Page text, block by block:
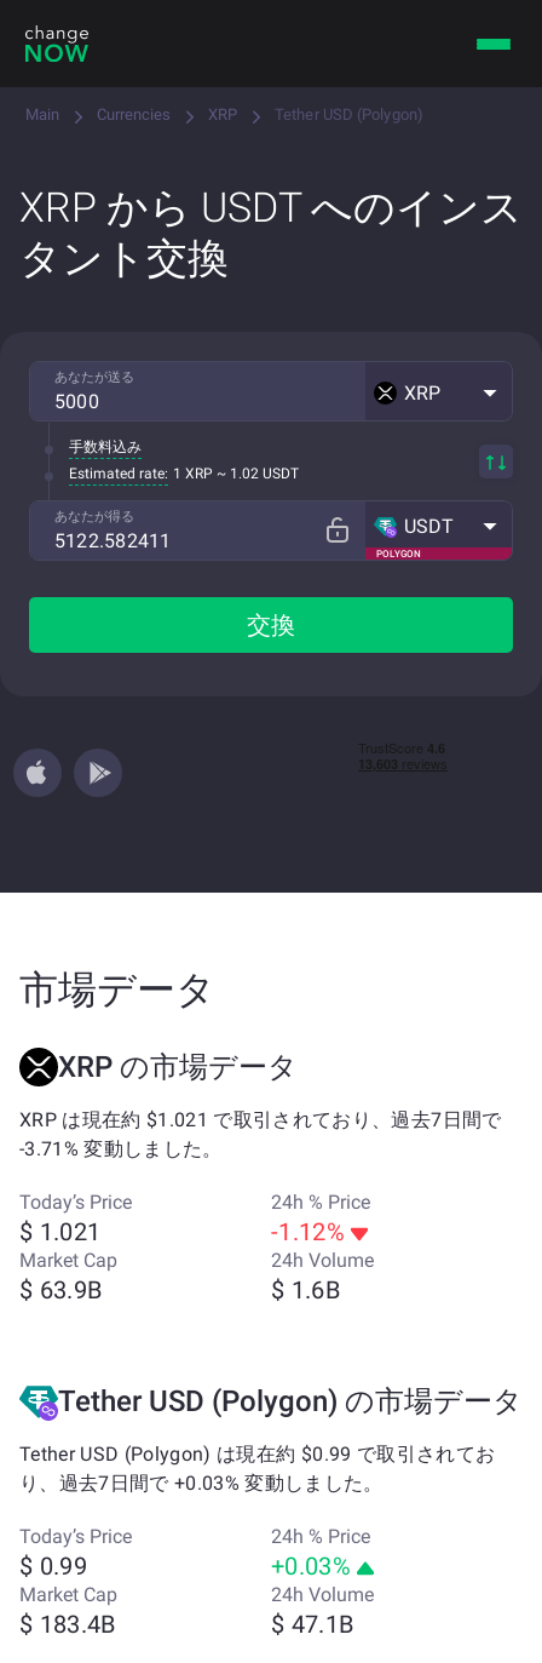
Main Currencies XRP Tether USD (Polygon)
XRP から USDT へのインス
タント交換
あなたが送る
XRP
手数料込み
Estimated rate: 1 XRP ~ 1.02 USDT
あなたが得る
POLYGON
USDT
交換
市場データ
XRP の市場データ
XRP は現在約 $1.021 で取引されており、過去7日間で
-3.71% 変動しました。
Today’s Price
$ 1.021
24h % Price
-1.12%
Market Cap
$ 63.9B
24h Volume
$ 1.6B
Tether USD (Polygon) の市場データ
Tether USD (Polygon) は現在約 $0.99 で取引されてお
り、過去7日間で +0.03% 変動しました。
Today’s Price
$ 0.99
24h % Price
+0.03%
Market Cap
$ 183.4B
24h Volume
$ 47.1B